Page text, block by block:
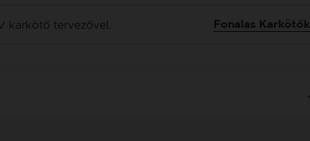
karkötő tervezővel. Fonalas Karkötők